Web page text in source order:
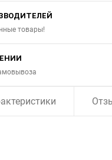
товары!